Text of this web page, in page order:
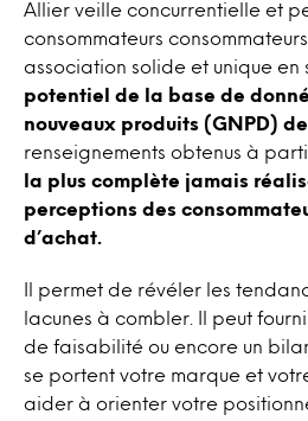
Allier veille concurrentielle et
consommateurs
association solide et unique en
potentiel de la base de
nouveaux produits (GNPD)
renseignements obtenus à
la plus complète jamais
perceptions des
d’achat.
Il permet de révéler les
lacunes à combler. Il peut
de faisabilité ou encore un
se portent votre marque et
aider à orienter votre